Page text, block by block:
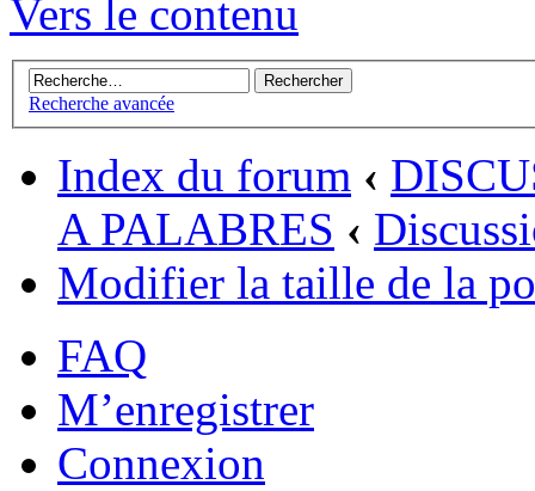
Vers le contenu
Recherche avancée
Index du forum ‹
A PALABRES ‹
Modifier la taille de la
FAQ
M’enregistrer
Connexion